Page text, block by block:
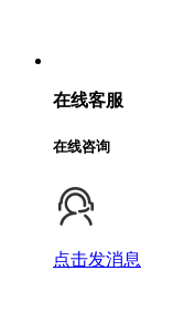
在线客服
在线咨询
点击发消息